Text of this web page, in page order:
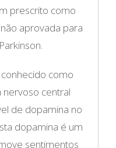
prescrito como
aprovada para
como
central
de dopamina no
dopamina é um
sentimentos